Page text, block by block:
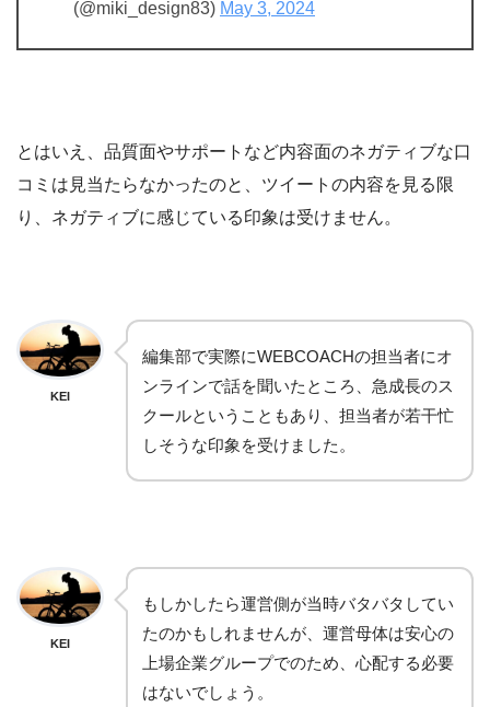
(@miki_design83) May 3, 2024
とはいえ、品質面やサポートなど内容面のネガティブな口
コミは見当たらなかったのと、ツイートの内容を見る限
り、ネガティブに感じている印象は受けません。
KEI
編集部で実際にWEBCOACHの担当者にオ
ンラインで話を聞いたところ、急成長のス
クールということもあり、担当者が若干忙
しそうな印象を受けました。
KEI
もしかしたら運営側が当時バタバタしてい
たのかもしれませんが、運営母体は安心の
上場企業グループでのため、心配する必要
はないでしょう。